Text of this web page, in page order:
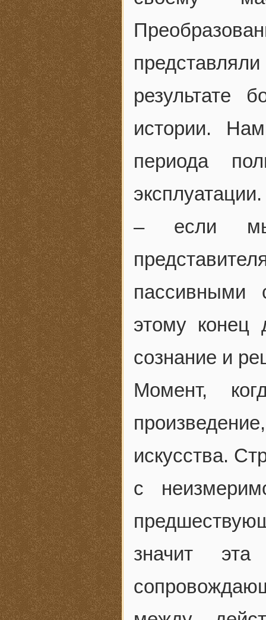
результате
истории.
периода
– если мы,
пассивными
этому конец
сознание и
Момент,
искусства.
с
значит